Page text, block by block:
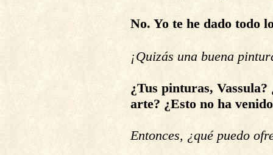
No. Yo te he dado todo
¡Quizás una buena
¿Tus pinturas,
arte? ¿Esto no ha
Entonces, ¿qué puedo